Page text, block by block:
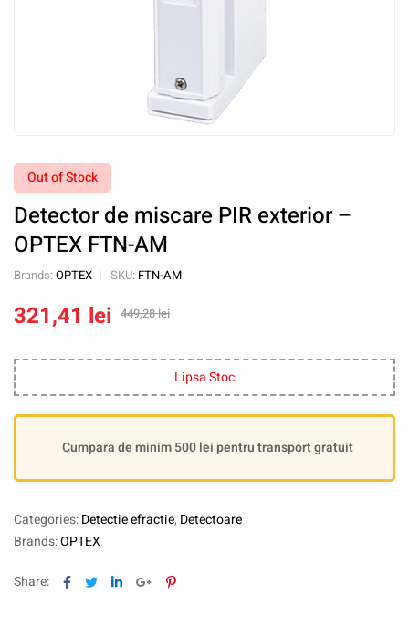
Out of Stock
Detector de miscare PIR exterior –
OPTEX FTN-AM
Brands: OPTEX SKU: FTN-AM
449,28lei
321,41 lei
Lipsa Stoc
Cumpara de minim 500 lei pentru transport gratuit
Categories:Detectie efractie, Detectoare
Brands:OPTEX
Share: Facebook
TwitterLinkedinGoogle+Pinterest